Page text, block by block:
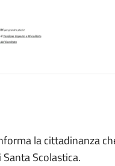
la cittadinanza
Scolastica.